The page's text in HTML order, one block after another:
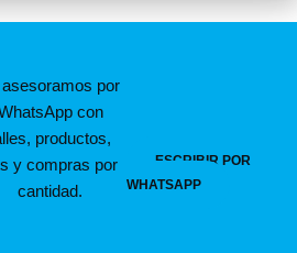
asesoramos por
con
productos,
y compras por
cantidad.
ESCRIBIR POR
WHATSAPP